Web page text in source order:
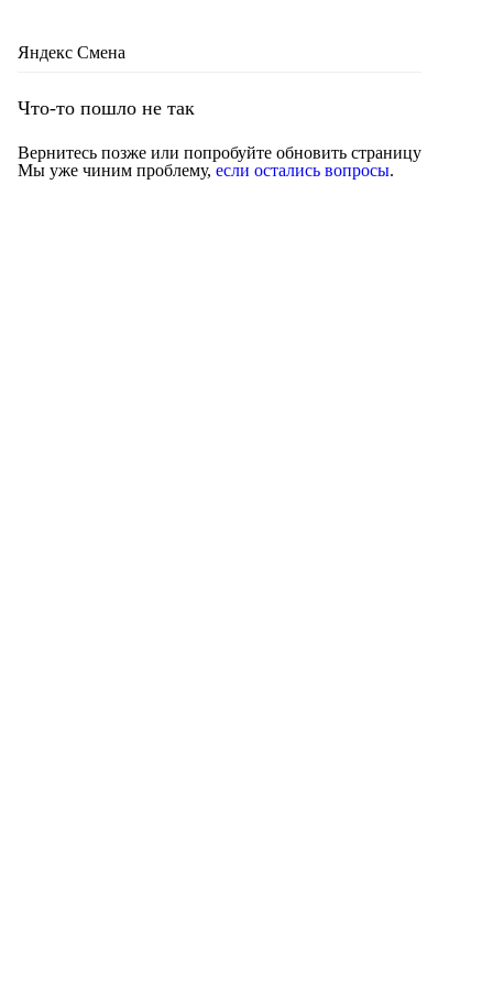
Яндекс Смена
Что-то пошло не так
Вернитесь позже или попробуйте обновить страницу
Мы уже чиним проблему, если остались вопросы.